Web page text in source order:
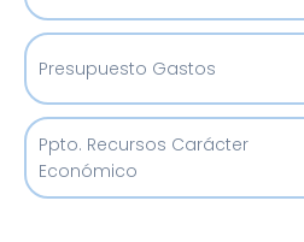
Presupuesto Gastos
Ppto. Recursos Carácter
Económico